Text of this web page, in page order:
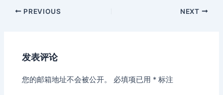
Post
PREVIOUS NEXT
发表评论
您的邮箱地址不会被公开。 必填项已用 * 标注